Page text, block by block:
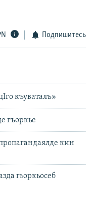
Подпишитесь
къуваталъ»
гъоркье
кин
гьоркьосеб